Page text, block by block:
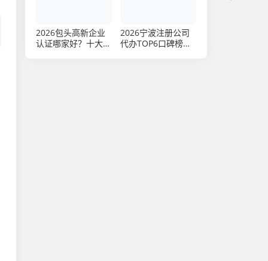
2026包头高新企业
认证哪家好？十大口
2026宁波注册公司
代办TOP6口碑榜，